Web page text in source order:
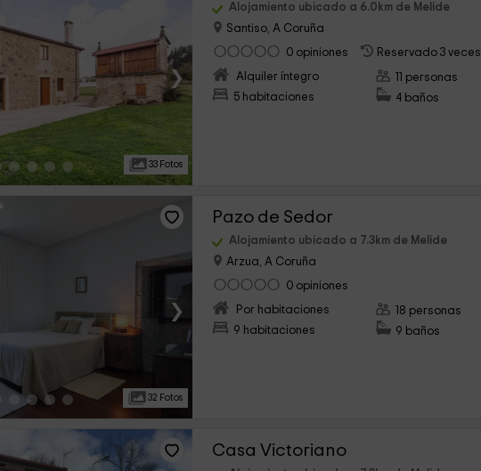
›
33 Fotos
Alojamiento ubicado a 6.0km de Melide
Santiso, A Coruña
0 opiniones
Reservado 3 veces
Alquiler íntegro
5 habitaciones
11 personas
4 baños
›
32 Fotos
Pazo de Sedor
Alojamiento ubicado a 7.3km de Melide
Arzua, A Coruña
0 opiniones
Por habitaciones
9 habitaciones
18 personas
9 baños
Casa Victoriano